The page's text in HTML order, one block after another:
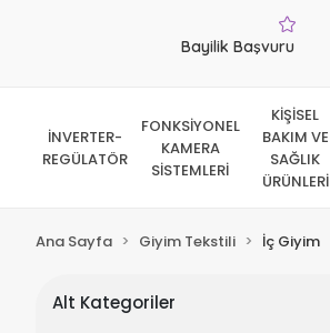
Bayilik Başvuru
İNVERTER-
REGÜLATÖR
FONKSİYONEL
KAMERA
SİSTEMLERİ
KİŞİSEL
BAKIM VE
SAĞLIK
ÜRÜNLERİ
Ana Sayfa Giyim Tekstili İç Giyim
Alt Kategoriler